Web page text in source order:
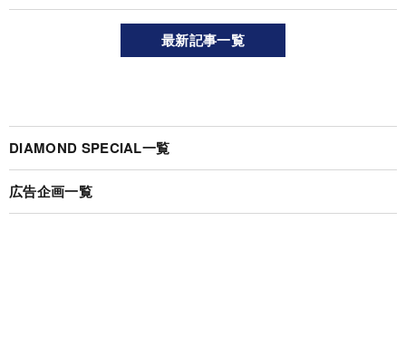
最新記事一覧
DIAMOND SPECIAL一覧
広告企画一覧